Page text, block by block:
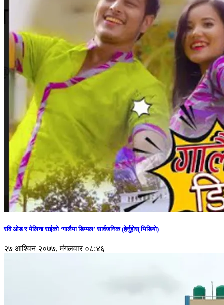
रवि ओड र मेलिना राईको ‘गालैमा डिम्पल’ सार्वजनिक (हेर्नुहोस् भिडियो)
२७ आश्विन २०७७, मंगलवार ०८:४६